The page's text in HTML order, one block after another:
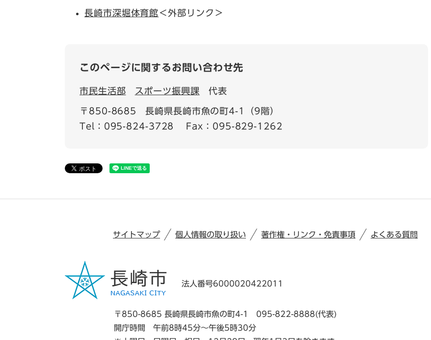
長崎市深堀体育館 ＜外部リンク＞
このページに関するお問い合わせ先
市民生活部 スポーツ振興課 代表
〒850-8685
長崎県長崎市魚の町4-1（9階）
Tel：095-824-3728
Fax：095-829-1262
サイトマップ 個人情報の取り扱い 著作権・リンク・免責事項 よくある質問
法人番号6000020422011
〒850-8685 長崎県長崎市魚の町4-1
095-822-8888(代表)
開庁時間 午前8時45分～午後5時30分